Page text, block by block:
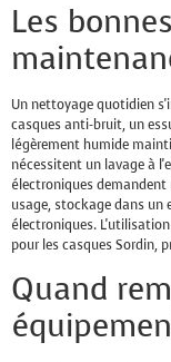
Les
Un nettoyage quotidien
casques anti-bruit, un
légèrement humide
nécessitent un lavage à
électroniques
usage, stockage dans un
électroniques.
pour les casques Sordin,
Quand